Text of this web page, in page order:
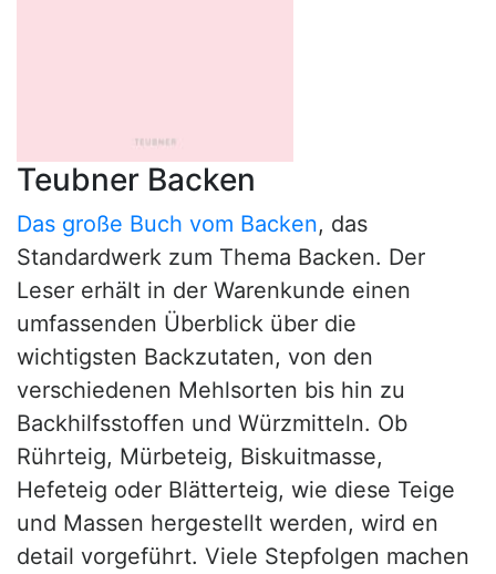
Teubner Backen
Das große Buch vom Backen, das
Standardwerk zum Thema Backen. Der
Leser erhält in der Warenkunde einen
umfassenden Überblick über die
wichtigsten Backzutaten, von den
verschiedenen Mehlsorten bis hin zu
Backhilfsstoffen und Würzmitteln. Ob
Rührteig, Mürbeteig, Biskuitmasse,
Hefeteig oder Blätterteig, wie diese Teige
und Massen hergestellt werden, wird en
detail vorgeführt. Viele Stepfolgen machen